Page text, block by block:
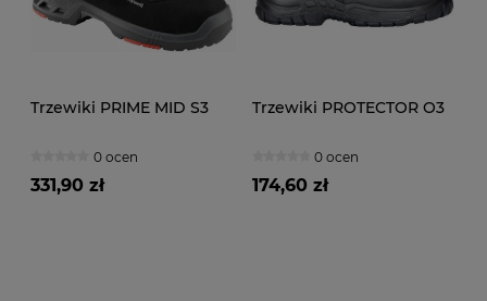
Trzewiki PRIME MID S3
0 ocen
331,90 zł
Trzewiki PROTECTOR O3
0 ocen
174,60 zł